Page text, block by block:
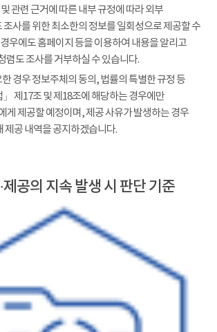
관련 근거에 따른 내부 규정에 따라 외부
조사를 위한 최소한의 정보를 일회성으로 제공할 수
우에도 홈페이지 등을 이용하여 내용을 알리고
렴도 조사를 거부하실 수 있습니다.
경우 정보주체의 동의, 법률의 특별한 규정 등
」 제17조 및 제18조에 해당하는 경우에만
게 제공할 예정이며, 제공 사유가 발생하는 경우
제공 내역을 공지하겠습니다.
제공의 지속 발생 시 판단 기준